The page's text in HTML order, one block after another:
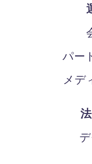
パー
メデ